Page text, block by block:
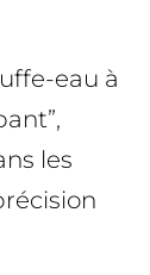
eau à
les